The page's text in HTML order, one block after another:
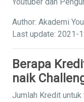
Author: Akademi
Last update: 2021-
Berapa
naik
Jumlah Kredit